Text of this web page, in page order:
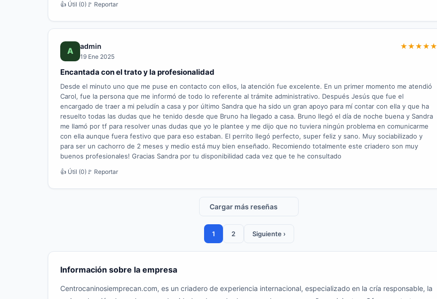
👍 Útil (0) 🚩 Reportar
A admin
19 Ene 2025
★★★★★
Encantada con el trato y la profesionalidad
Desde el minuto uno que me puse en contacto con ellos, la atención fue excelente. En un primer momento me atendió
Carol, fue la persona que me informó de todo lo referente al trámite administrativo. Después Jesús que fue el
encargado de traer a mi peludín a casa y por último Sandra que ha sido un gran apoyo para mí contar con ella y que ha
resuelto todas las dudas que he tenido desde que Bruno ha llegado a casa. Bruno llegó el día de noche buena y Sandra
me llamó por tf para resolver unas dudas que yo le plantee y me dijo que no tuviera ningún problema en comunicarme
con ella aunque fuera festivo que para eso estaban. El perrito llegó perfecto, super feliz y sano. Muy sociabilizado y
para ser un cachorro de 2 meses y medio está muy bien enseñado. Recomiendo totalmente este criadero son muy
buenos profesionales! Gracias Sandra por tu disponibilidad cada vez que te he consultado
👍 Útil (0) 🚩 Reportar
Cargar más reseñas
1 2 Siguiente ›
Información sobre la empresa
Centrocaninosiemprecan.com, es un criadero de experiencia internacional, especializado en la cría responsable, la